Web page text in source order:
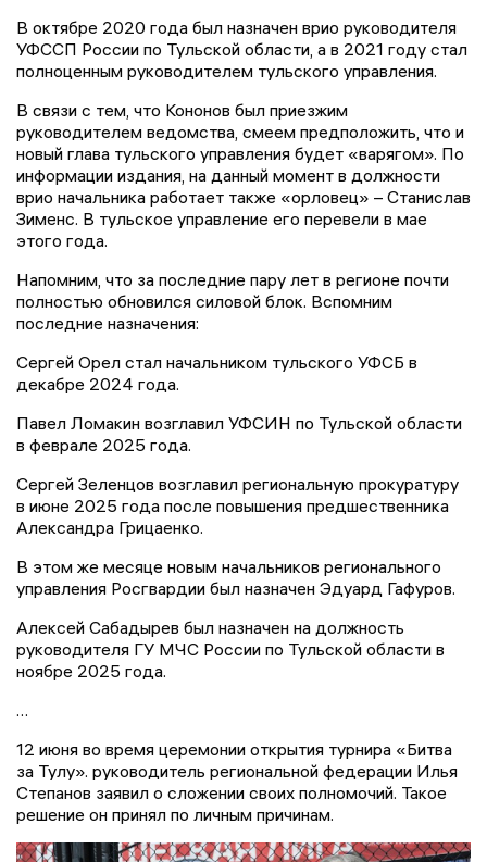
В октябре 2020 года был назначен врио руководителя
УФССП России по Тульской области, а в 2021 году стал
полноценным руководителем тульского управления.
В связи с тем, что Кононов был приезжим
руководителем ведомства, смеем предположить, что и
новый глава тульского управления будет «варягом». По
информации издания, на данный момент в должности
врио начальника работает также «орловец» – Станислав
Зименс. В тульское управление его перевели в мае
этого года.
Напомним, что за последние пару лет в регионе почти
полностью обновился силовой блок. Вспомним
последние назначения:
Сергей Орел стал начальником тульского УФСБ в
декабре 2024 года.
Павел Ломакин возглавил УФСИН по Тульской области
в феврале 2025 года.
Сергей Зеленцов возглавил региональную прокуратуру
в июне 2025 года после повышения предшественника
Александра Грицаенко.
В этом же месяце новым начальников регионального
управления Росгвардии был назначен Эдуард Гафуров.
Алексей Сабадырев был назначен на должность
руководителя ГУ МЧС России по Тульской области в
ноябре 2025 года.
…
12 июня во время церемонии открытия турнира «Битва
за Тулу». руководитель региональной федерации Илья
Степанов заявил о сложении своих полномочий. Такое
решение он принял по личным причинам.